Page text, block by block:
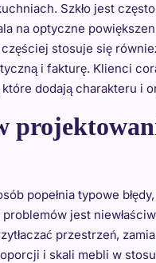
Szkło jest
na optyczne
stosuje się
i fakturę. Klienci
dodają charakteru i
popełnia typowe
jest
przestrzeń,
i skali mebli w